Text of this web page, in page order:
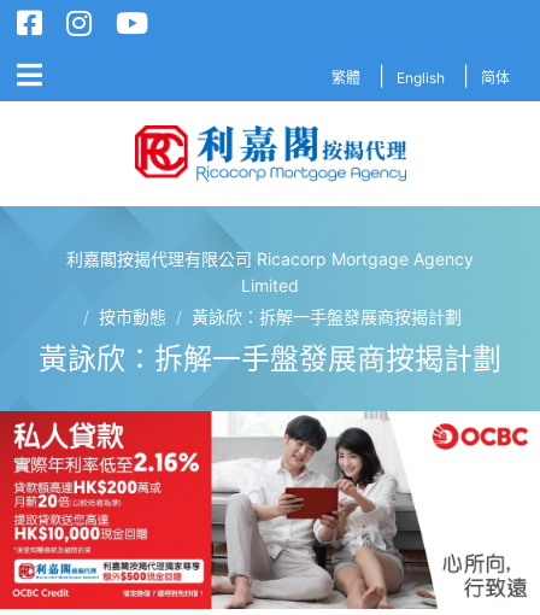
繁體 English 简体
利嘉閣按揭代理有限公司 Ricacorp Mortgage Agency
Limited
/ 按市動態 / 黃詠欣：拆解一手盤發展商按揭計劃
黃詠欣：拆解一手盤發展商按揭計劃